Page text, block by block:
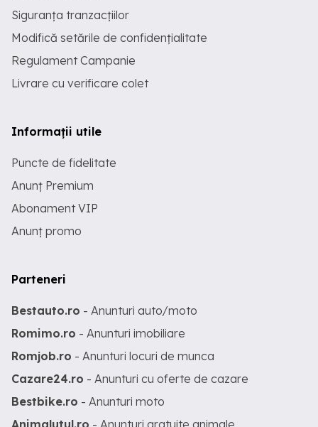
Siguranța tranzacțiilor
Modifică setările de confidențialitate
Regulament Campanie
Livrare cu verificare colet
Informații utile
Puncte de fidelitate
Anunț Premium
Abonament VIP
Anunț promo
Parteneri
Bestauto.ro - Anunturi auto/moto
Romimo.ro - Anunturi imobiliare
Romjob.ro - Anunturi locuri de munca
Cazare24.ro - Anunturi cu oferte de cazare
Bestbike.ro - Anunturi moto
Animalutul.ro - Anunturi gratuite animale